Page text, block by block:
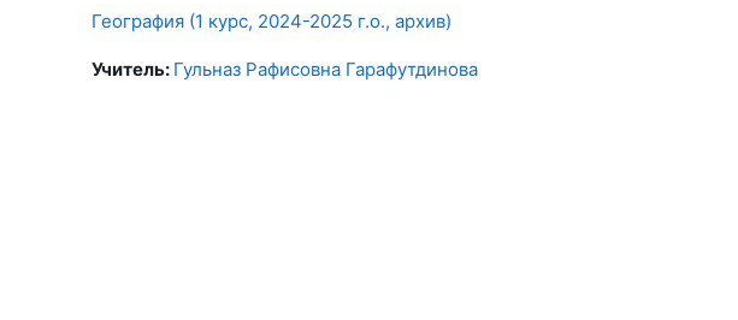
География (1 курс, 2024-2025 г.о., архив)
Учитель: Гульназ Рафисовна Гарафутдинова